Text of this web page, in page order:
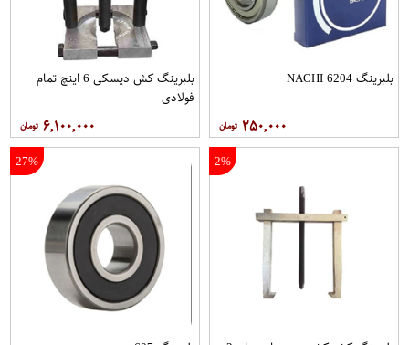
بلبرینگ 6204 NACHI
۲۵۰,۰۰۰
بلبرینگ کش دیسکی 6 اینچ تمام
فولادی
۶,۱۰۰,۰۰۰
2%
27%